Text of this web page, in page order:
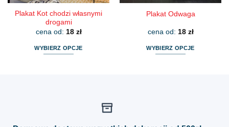
Plakat Kot chodzi własnymi
drogami
cena od: 18 zł
WYBIERZ OPCJE
Plakat Odwaga
cena od: 18 zł
WYBIERZ OPCJE
można